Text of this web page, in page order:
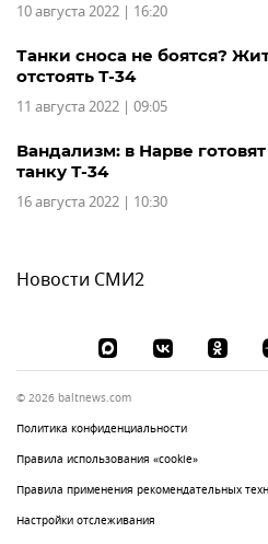
10 августа 2022 | 16:20
Танки сноса не боятся?
отстоять Т-34
11 августа 2022 | 09:05
Вандализм: в Нарве
танку Т-34
16 августа 2022 | 10:30
Новости СМИ2
© 2026 baltnews.com
Политика конфиденциальности
Правила использования «cookie»
Правила применения рекомендательных
Настройки отслеживания